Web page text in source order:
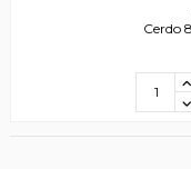
Cerdo